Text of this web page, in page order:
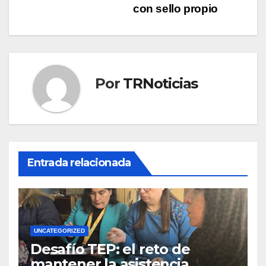
entradas
con sello propio
Por TRNoticias
Entrada relacionada
UNCATEGORIZED
Desafío TEP: el reto de